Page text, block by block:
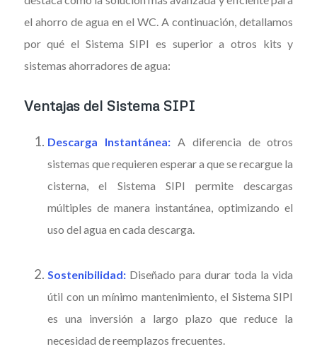
el ahorro de agua en el WC. A continuación, detallamos
por qué el Sistema SIPI es superior a otros kits y
sistemas ahorradores de agua:
Ventajas del Sistema SIPI
Descarga Instantánea:A diferencia de otros
sistemas que requieren esperar a que se recargue la
cisterna, el Sistema SIPI permite descargas
múltiples de manera instantánea, optimizando el
uso del agua en cada descarga.
Sostenibilidad:Diseñado para durar toda la vida
útil con un mínimo mantenimiento, el Sistema SIPI
es una inversión a largo plazo que reduce la
necesidad de reemplazos frecuentes.